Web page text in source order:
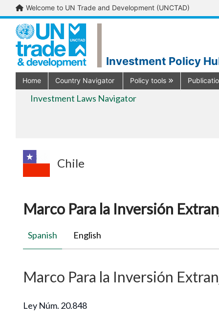
Welcome to UN Trade and Development (UNCTAD)
Investment Policy
Home Country Navigator Policy tools
Investment Laws Navigator
< Back Chile
Marco Para la Inversión
Spanish English
Marco Para la Inversión
Ley Núm. 20.848